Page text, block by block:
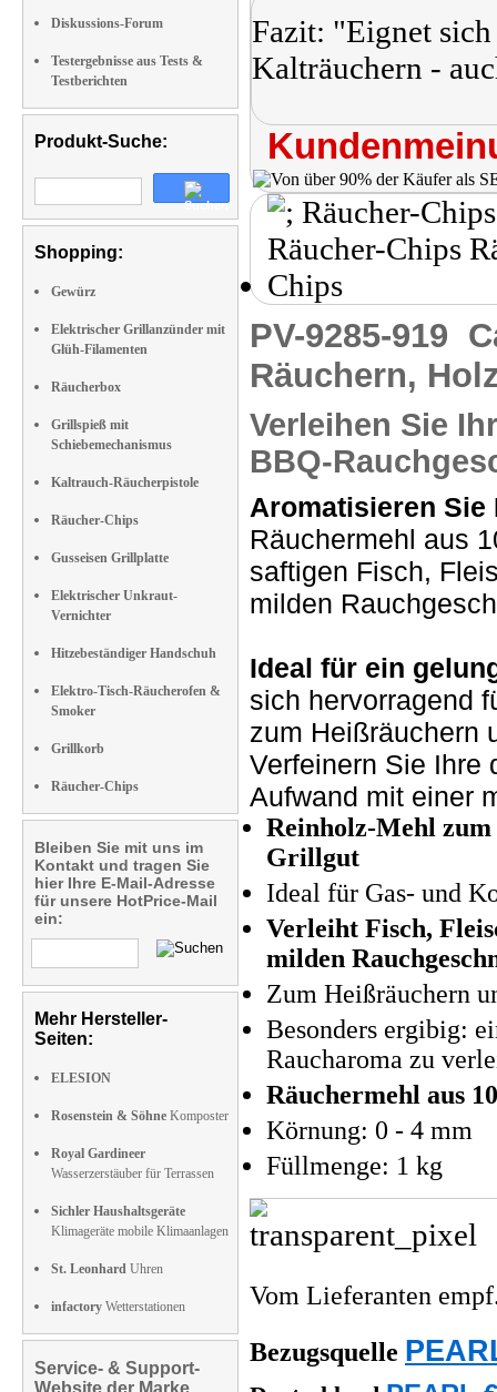
Diskussions-Forum
Testergebnisse aus Tests &
Testberichten
Produkt-Suche:
Shopping:
Gewürz
Elektrischer Grillanzünder mit
Glüh-Filamenten
Räucherbox
Grillspieß mit
Schiebemechanismus
Kaltrauch-Räucherpistole
Räucher-Chips
Gusseisen Grillplatte
Elektrischer Unkraut-
Vernichter
Hitzebeständiger Handschuh
Elektro-Tisch-Räucherofen &
Smoker
Grillkorb
Räucher-Chips
Bleiben Sie mit uns im
Kontakt und tragen Sie
hier Ihre E-Mail-Adresse
für unsere HotPrice-Mail
ein:
Mehr Hersteller-
Seiten:
ELESION
Rosenstein & Söhne Komposter
Royal Gardineer
Wasserzerstäuber für Terrassen
Sichler Haushaltsgeräte
Klimageräte mobile Klimaanlagen
St. Leonhard Uhren
infactory Wetterstationen
Service- & Support-
Website der Marke
Fazit: "Eignet
Kalträuchern -
PV-9285-919
Räuchern,
Verleihen Sie
BBQ-
Aromatisieren
Räuchermehl aus
saftigen Fisch,
milden
Ideal für ein
sich hervorragend
zum Heißräuchern
Verfeinern Sie Ihre
Aufwand mit einer
Reinholz-Mehl
Grillgut
Ideal für Gas- und
Verleiht Fisch,
milden
Zum Heißräuchern
Besonders ergibig:
Raucharoma zu
Räuchermehl aus
Körnung: 0 - 4 mm
Füllmenge: 1 kg
Vom Lieferanten
Bezugsquelle